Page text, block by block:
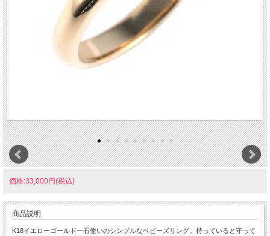
価格:33,000円(税込)
商品説明
K18イエローゴールド一石使いのシンプルなベビーズリング。持っていると守って